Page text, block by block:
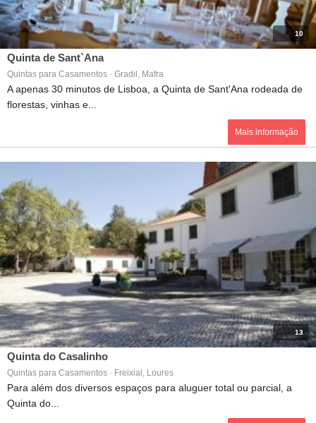
10
Quinta de Sant`Ana
Quintas para Casamentos · Gradil, Mafra
A apenas 30 minutos de Lisboa, a Quinta de Sant'Ana rodeada de
florestas, vinhas e...
Mais informação
13
Quinta do Casalinho
Quintas para Casamentos · Freixial, Loures
Para além dos diversos espaços para aluguer total ou parcial, a
Quinta do...